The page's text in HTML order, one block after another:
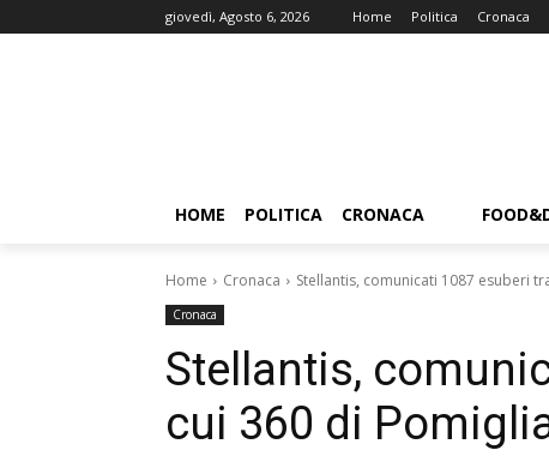
giovedì, Agosto 6, 2026 Home Politica Cronaca
HOME POLITICA CRONACA
Home Cronaca Stellantis, comunicati 1087 esuberi
Cronaca
Stellantis,
cui 360 di